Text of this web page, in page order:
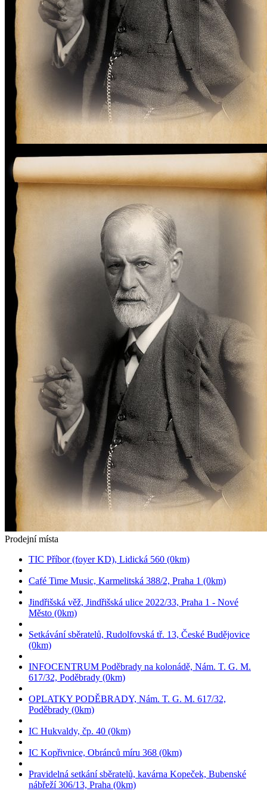
Prodejní místa
TIC Příbor (foyer KD), Lidická 560 (0km)
Café Time Music, Karmelitská 388/2, Praha 1 (0km)
Jindřišská věž, Jindřišská ulice 2022/33, Praha 1 - Nové
Město (0km)
Setkávání sběratelů, Rudolfovská tř. 13, České Budějovice
(0km)
INFOCENTRUM Poděbrady na kolonádě, Nám. T. G. M.
617/32, Poděbrady (0km)
OPLATKY PODĚBRADY, Nám. T. G. M. 617/32,
Poděbrady (0km)
IC Hukvaldy, čp. 40 (0km)
IC Kopřivnice, Obránců míru 368 (0km)
Pravidelná setkání sběratelů, kavárna Kopeček, Bubenské
nábřeží 306/13, Praha (0km)